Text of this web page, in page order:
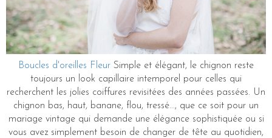
Boucles d'oreilles Fleur Simple et élégant, le chignon reste
toujours un look capillaire intemporel pour celles qui
recherchent les jolies coiffures revisitées des années passées. Un
chignon bas, haut, banane, flou, tressé..., que ce soit pour un
mariage vintage qui demande une élégance sophistiquée ou si
vous avez simplement besoin de changer de tête au quotidien,